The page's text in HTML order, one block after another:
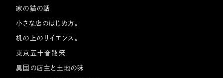
家の猫の話
小さな店のはじめ方。
机の上のサイエンス。
東京五十音散策
異国の店主と土地の味